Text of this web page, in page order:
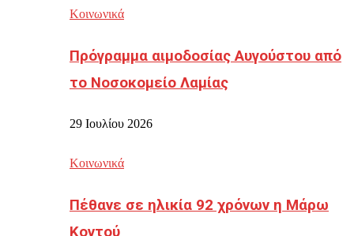
Κοινωνικά
Πρόγραμμα αιμοδοσίας Αυγούστου από
το Νοσοκομείο Λαμίας
29 Ιουλίου 2026
Κοινωνικά
Πέθανε σε ηλικία 92 χρόνων η Μάρω
Κοντού